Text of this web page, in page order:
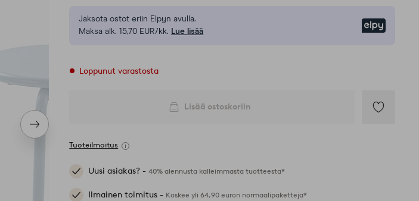
Seuraava
tuote
Jaksota ostot eriin Elpyn avulla.
Maksa alk. 15,70 EUR/kk. Lue lisää
Loppunut varastosta
Lisää ostoskoriin
Tuoteilmoitus
Uusi asiakas? -40% alennusta kalleimmasta tuotteesta*
Ilmainen toimitus - Koskee yli 64,90 euron normaalipaketteja*